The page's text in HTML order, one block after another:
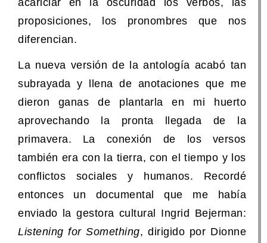
proposiciones, los pronombres que nos
diferencian.
La nueva versión de la antología acabó tan
subrayada y llena de anotaciones que me
dieron ganas de plantarla en mi huerto
aprovechando la pronta llegada de la
primavera. La conexión de los versos
también era con la tierra, con el tiempo y los
conflictos sociales y humanos. Recordé
entonces un documental que me había
enviado la gestora cultural Ingrid Bejerman:
Listening for Something, dirigido por Dionne